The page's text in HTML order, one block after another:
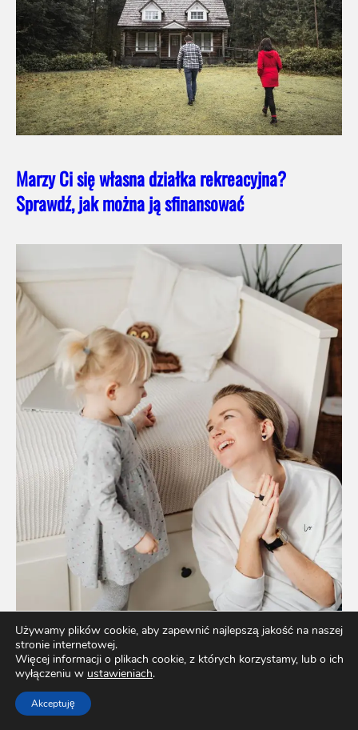
Marzy Ci się własna działka rekreacyjna?
Sprawdź, jak można ją sfinansować
Używamy plików cookie, aby zapewnić najlepszą jakość na naszej
stronie internetowej.
Więcej informacji o plikach cookie, z których korzystamy, lub o ich
wyłączeniu w ustawieniach.
Akceptuję